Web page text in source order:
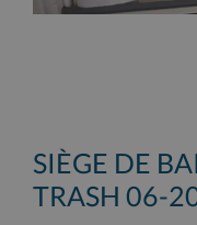
SIÈGE DE
TRASH 06-